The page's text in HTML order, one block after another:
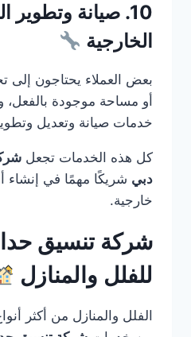
10. صيانة
الخارجية
بعض العملاء يحتاجون إلى
أو مساحة موجودة بالفعل،
خدمات صيانة وتعديل
كل هذه الخدمات تجعل
دبي شريكًا مهمًا في إنشاء
خارجية.
شركة تنسيق
للفلل والمنازل
الفلل والمنازل من أكثر